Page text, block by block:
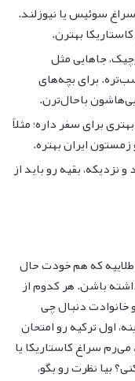
سوئیس یا نیوزلند.
بهترن.
جاهایی مثل
برای بچه‌های
باحال‌ترن.
برای سفر داره؛ مثلاً
زمستون ایران بهتره.
نزدیکه، بقیه رو باید از
که هم خودت حال
باشن. هر کدوم از
خانوادت دنبال چی
اول ترکیه رو امتحان
سراغ کاستاریکا یا
بیا نظرت رو بگو،